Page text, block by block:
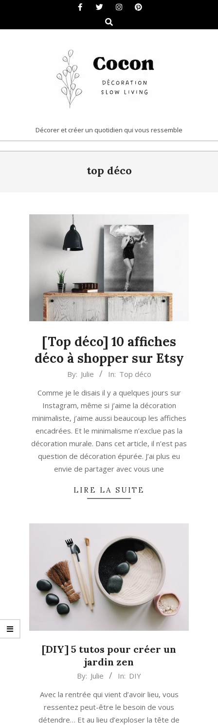
content
Search
COCON
|
DÉCORATION
LIVING
Décorer et créer un quotidien qui vous ressemble
top déco
[Top déco] 10 affiches
déco à shopper sur Etsy
By: Julie In: Top déco
Comme je le disais il y a quelques jours sur
Instagram, même si j’aime la décoration
minimaliste, j’aime aussi beaucoup les affiches
encadrées. Et le minimalisme n’exclue pas la
décoration murale. Dans cet article, il n’est pas
question de décoration épurée. J’ai plus eu
envie de partager avec vous une
LIRE LA SUITE
[DIY] 5 tutos pour créer un
jardin zen
By: Julie In: DIY
Avec la rentrée qui vient d’avoir lieu, vous
ressentez peut-être le besoin de vous
détendre… Et au lieu d’exploser la tête de